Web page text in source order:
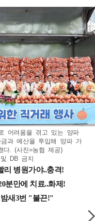
어려움을 겪고 있는 양파
과 예산을 투입해 양파 가
다. (사진=농협 제공)
DB 금지